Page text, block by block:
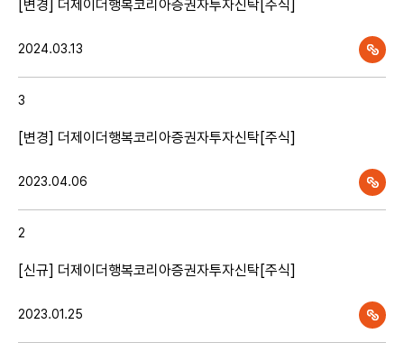
[변경] 더제이더행복코리아증권자투자신탁[주식]
2024.03.13
3
[변경] 더제이더행복코리아증권자투자신탁[주식]
2023.04.06
2
[신규] 더제이더행복코리아증권자투자신탁[주식]
2023.01.25